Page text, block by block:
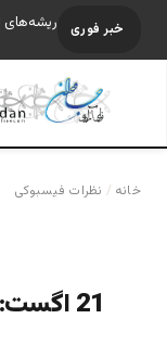
خبر فوری ریشه‌های
جستجو برای
خانه / نظرات فیسبوکی
21